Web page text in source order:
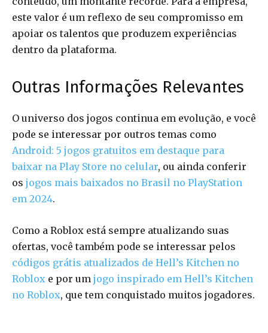
este valor é um reflexo de seu compromisso em
apoiar os talentos que produzem experiências
dentro da plataforma.
Outras Informações Relevantes
O universo dos jogos continua em evolução, e você
pode se interessar por outros temas como
Android: 5 jogos gratuitos em destaque para
baixar na Play Store no celular, ou ainda conferir
os jogos mais baixados no Brasil no PlayStation
em 2024.
Como a Roblox está sempre atualizando suas
ofertas, você também pode se interessar pelos
códigos grátis atualizados de Hell’s Kitchen no
Roblox e por um jogo inspirado em Hell’s Kitchen
no Roblox, que tem conquistado muitos jogadores.